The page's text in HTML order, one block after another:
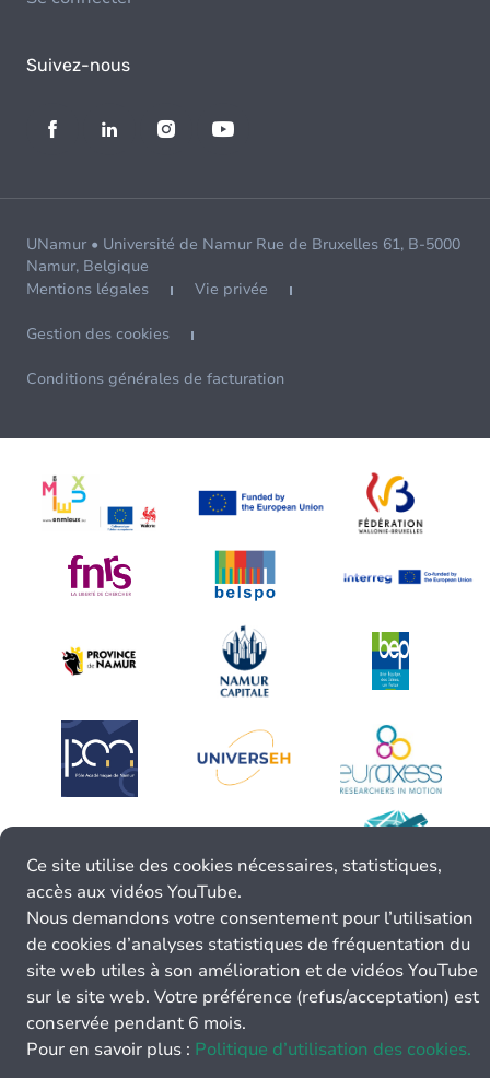
Suivez-nous
UNamur • Université de Namur Rue de Bruxelles 61, B-5000
Namur, Belgique
Mentions légales
Vie privée
Gestion des cookies
Conditions générales de facturation
Ce site utilise des cookies nécessaires, statistiques,
accès aux vidéos YouTube.
Nous demandons votre consentement pour l’utilisation
de cookies d’analyses statistiques de fréquentation du
site web utiles à son amélioration et de vidéos YouTube
sur le site web. Votre préférence (refus/acceptation) est
conservée pendant 6 mois.
Pour en savoir plus : Politique d’utilisation des cookies.